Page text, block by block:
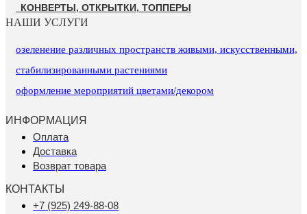
КОНВЕРТЫ, ОТКРЫТКИ, ТОППЕРЫ
НАШИ УСЛУГИ
озеленение различных пространств живыми, искусственными,
стабилизированными растениями
оформление мероприятий цветами/декором
ИНФОРМАЦИЯ
Оплата
Доставка
Возврат товара
КОНТАКТЫ
+7 (925) 249-88-08